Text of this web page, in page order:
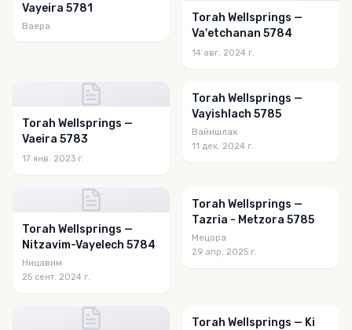
Vayeira 5781
Ваера
Torah Wellsprings —
Va'etchanan 5784
14 авг. 2024 г.
Torah Wellsprings —
Vaeira 5783
17 янв. 2023 г.
Torah Wellsprings —
Vayishlach 5785
Вайишлах
11 дек. 2024 г.
Torah Wellsprings —
Nitzavim-Vayelech 5784
Ницавим
25 сент. 2024 г.
Torah Wellsprings —
Tazria - Metzora 5785
Мецора
29 апр. 2025 г.
Torah Wellsprings — Ki